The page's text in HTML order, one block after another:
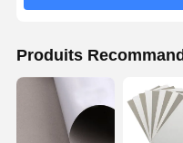
Produits